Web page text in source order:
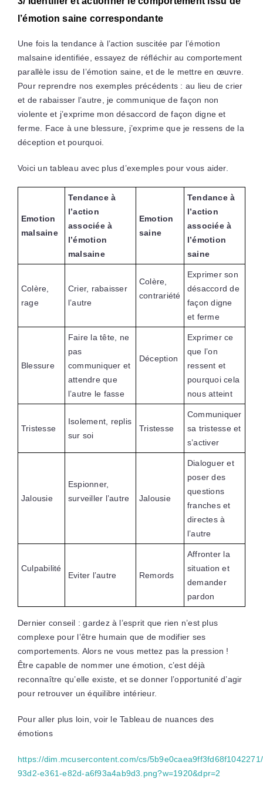
l’émotion saine correspondante
Une fois la tendance à l’action suscitée par l’émotion
malsaine identifiée, essayez de réfléchir au comportement
parallèle issu de l’émotion saine, et de le mettre en œuvre.
Pour reprendre nos exemples précédents : au lieu de crier
et de rabaisser l’autre, je communique de façon non
violente et j’exprime mon désaccord de façon digne et
ferme. Face à une blessure, j’exprime que je ressens de la
déception et pourquoi.
Voici un tableau avec plus d’exemples pour vous aider.
Emotion
malsaine
Tendance à
l’action
associée à
l’émotion
malsaine
Emotion
saine
Tendance à
l’action
associée à
l’émotion
saine
Colère,
rage
Crier, rabaisser
l’autre
Colère,
contrariété
Exprimer son
désaccord de
façon digne
et ferme
Blessure
Faire la tête, ne
pas
communiquer et
attendre que
l’autre le fasse
Déception
Exprimer ce
que l’on
ressent et
pourquoi cela
nous atteint
Tristesse
Isolement, replis
sur soi
Tristesse
Communiquer
sa tristesse et
s’activer
Jalousie
Espionner,
surveiller l’autre
Jalousie
Dialoguer et
poser des
questions
franches et
directes à
l’autre
Culpabilité
Eviter l’autre Remords
Affronter la
situation et
demander
pardon
Dernier conseil : gardez à l’esprit que rien n’est plus
complexe pour l’être humain que de modifier ses
comportements. Alors ne vous mettez pas la pression !
Être capable de nommer une émotion, c’est déjà
reconnaître qu’elle existe, et se donner l’opportunité d’agir
pour retrouver un équilibre intérieur.
Pour aller plus loin, voir le Tableau de nuances des
émotions
https://dim.mcusercontent.com/cs/
93d2-e361-e82d-a6f93a4ab9d3.png?w=1920&dpr=2